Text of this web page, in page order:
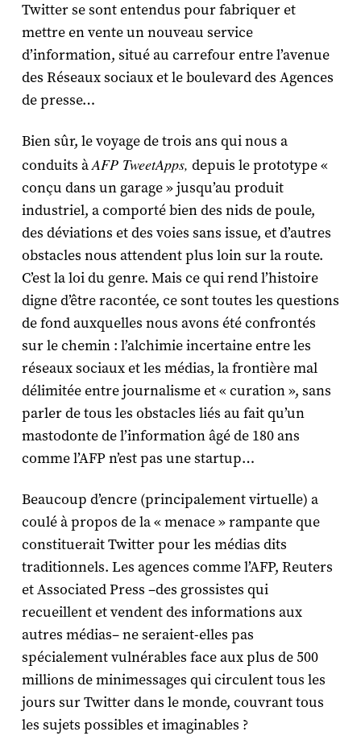
Twitter se sont entendus pour fabriquer et
mettre en vente un nouveau service
d’information, situé au carrefour entre l’avenue
des Réseaux sociaux et le boulevard des Agences
de presse…
Bien sûr, le voyage de trois ans qui nous a
conduits àAFP TweetApps, depuis le prototype «
conçu dans un garage » jusqu’au produit
industriel, a comporté bien des nids de poule,
des déviations et des voies sans issue, et d’autres
obstacles nous attendent plus loin sur la route.
C’est la loi du genre. Mais ce qui rend l’histoire
digne d’être racontée, ce sont toutes les questions
de fond auxquelles nous avons été confrontés
sur le chemin : l’alchimie incertaine entre les
réseaux sociaux et les médias, la frontière mal
délimitée entre journalisme et « curation », sans
parler de tous les obstacles liés au fait qu’un
mastodonte de l’information âgé de 180 ans
comme l’AFP n’est pas une startup…
Beaucoup d’encre (principalement virtuelle) a
coulé à propos de la « menace » rampante que
constituerait Twitter pour les médias dits
traditionnels. Les agences comme l’AFP, Reuters
et Associated Press –des grossistes qui
recueillent et vendent des informations aux
autres médias– ne seraient-elles pas
spécialement vulnérables face aux plus de 500
millions de minimessages qui circulent tous les
jours sur Twitter dans le monde, couvrant tous
les sujets possibles et imaginables ?